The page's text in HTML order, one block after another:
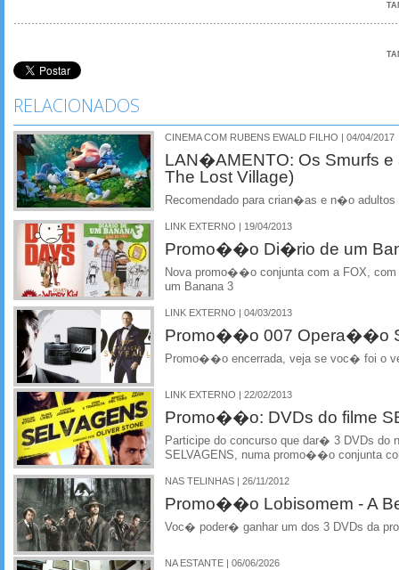
RELACIONADOS
CINEMA COM RUBENS EWALD FILHO | 04/04/2017
LAN�AMENTO: Os Smurfs e
The Lost Village)
Recomendado para crian�as e n�o adultos
LINK EXTERNO | 19/04/2013
Promo��o Di�rio de um
Nova promo��o conjunta com a FOX,
um Banana 3
LINK EXTERNO | 04/03/2013
Promo��o 007 Opera��o
Promo��o encerrada, veja se voc� foi o
LINK EXTERNO | 22/02/2013
Promo��o: DVDs do filme
Participe do concurso que dar� 3 DVDs do
SELVAGENS, numa promo��o conjunta
NAS TELINHAS | 26/11/2012
Promo��o Lobisomem - A
Voc� poder� ganhar um dos 3 DVDs da
NA ESTANTE | 06/06/2026